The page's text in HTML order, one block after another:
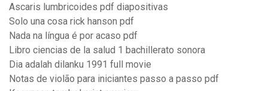
Ascaris lumbricoides pdf diapositivas
Solo una cosa rick hanson pdf
Nada na língua é por acaso pdf
Libro ciencias de la salud 1 bachillerato sonora
Dia adalah dilanku 1991 full movie
Notas de violão para iniciantes passo a passo pdf